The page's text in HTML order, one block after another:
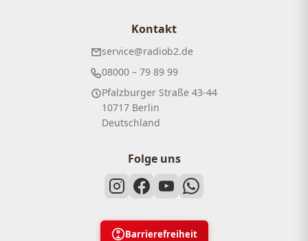
Kontakt
service@radiob2.de
08000 – 79 89 99
Pfalzburger Straße 43-44
10717 Berlin
Deutschland
Folge uns
Barrierefreiheit